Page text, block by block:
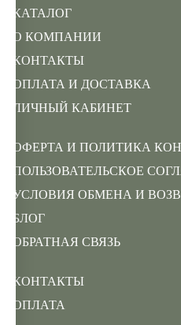
КАТАЛОГ
О КОМПАНИИ
КОНТАКТЫ
ОПЛАТА И ДОСТАВКА
ЛИЧНЫЙ КАБИНЕТ
ОФЕРТА И ПОЛИТИКА
ПОЛЬЗОВАТЕЛЬСКОЕ
УСЛОВИЯ ОБМЕНА И
БЛОГ
ОБРАТНАЯ СВЯЗЬ
КОНТАКТЫ
ОПЛАТА